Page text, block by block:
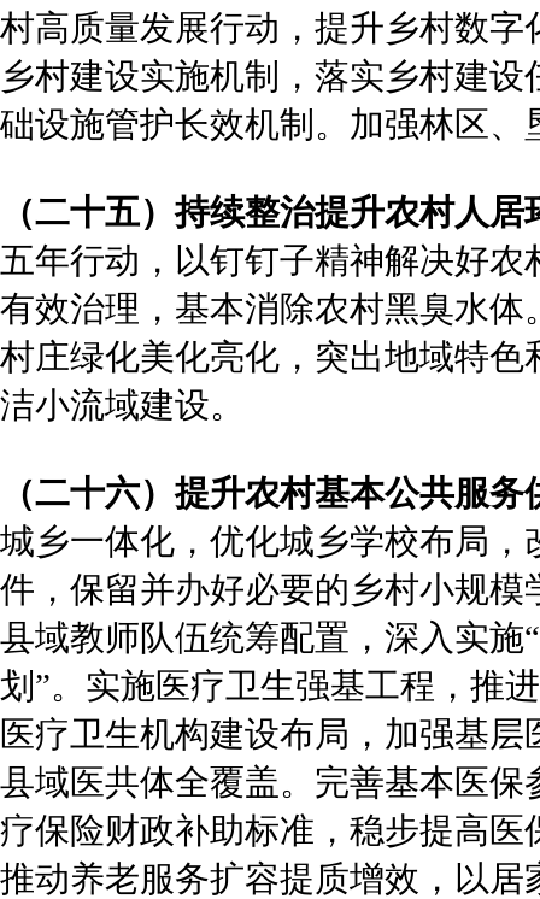
村高质量发展行动，提升乡村数
乡村建设实施机制，落实乡村建
础设施管护长效机制。加强林区
（二十五）持续整治提升农村人居
五年行动，以钉钉子精神解决好
有效治理，基本消除农村黑臭水
村庄绿化美化亮化，突出地域特
洁小流域建设。
（二十六）提升农村基本公共服务
城乡一体化，优化城乡学校布局
件，保留并办好必要的乡村小规
县域教师队伍统筹配置，深入实施
划”。实施医疗卫生强基工程，推
医疗卫生机构建设布局，加强基
县域医共体全覆盖。完善基本医
疗保险财政补助标准，稳步提高
推动养老服务扩容提质增效，以